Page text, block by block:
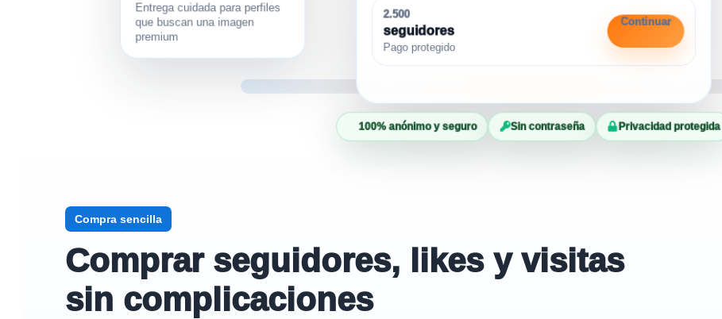
Entrega cuidada para perfiles
que buscan una imagen
premium
2.500
seguidores
Pago protegido
Continuar
100% anónimo y seguro Sin contraseña Privacidad protegida
Compra sencilla
Comprar seguidores, likes y visitas
sin complicaciones